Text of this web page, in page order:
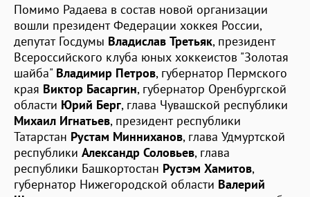
Помимо Радаева в состав новой организации
вошли президент Федерации хоккея России,
депутат Госдумы Владислав Третьяк, президент
Всероссийского клуба юных хоккеистов "Золотая
шайба" Владимир Петров, губернатор Пермского
края Виктор Басаргин, губернатор Оренбургской
области Юрий Берг, глава Чувашской республики
Михаил Игнатьев, президент республики
Татарстан Рустам Минниханов, глава Удмуртской
республики Александр Соловьев, глава
республики Башкортостан Рустэм Хамитов,
губернатор Нижегородской области Валерий